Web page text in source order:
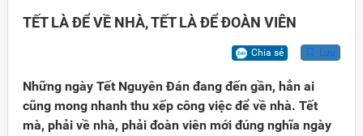
TẾT LÀ ĐỂ VỀ NHÀ, TẾT LÀ ĐỂ ĐOÀN VIÊN
Chia sẻ Lưu
Những ngày Tết Nguyên Đán đang đến gần, hẳn ai
cũng mong nhanh thu xếp công việc để về nhà. Tết
mà, phải về nhà, phải đoàn viên mới đúng nghĩa ngày